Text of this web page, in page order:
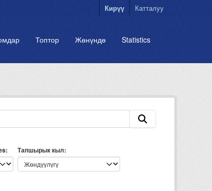
Кирүү Катталуу
Топтор Жөнүндө Statistics
Тапшырык кыл